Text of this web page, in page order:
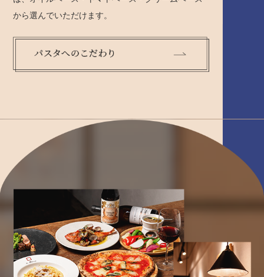
から選んでいただけます。